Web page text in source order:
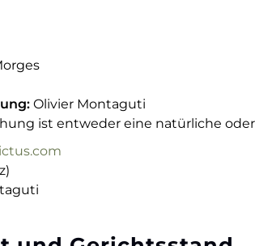
Olivier Montaguti
ist entweder eine natürliche